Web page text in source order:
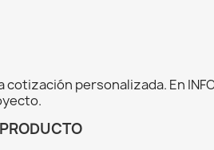
personalizada. En